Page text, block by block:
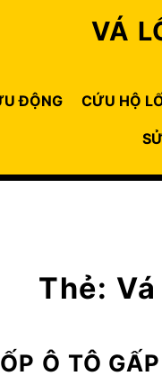
VÁ
ĐỘNG CỨU HỘ
Thẻ:
Ô TÔ